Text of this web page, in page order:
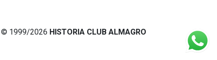
© 1999/2026 HISTORIA CLUB ALMAGRO